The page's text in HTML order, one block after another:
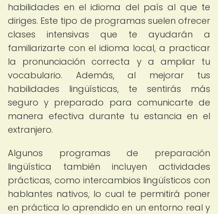
habilidades en el idioma del país al que te
diriges. Este tipo de programas suelen ofrecer
clases intensivas que te ayudarán a
familiarizarte con el idioma local, a practicar
la pronunciación correcta y a ampliar tu
vocabulario. Además, al mejorar tus
habilidades lingüísticas, te sentirás más
seguro y preparado para comunicarte de
manera efectiva durante tu estancia en el
extranjero.
Algunos programas de preparación
lingüística también incluyen actividades
prácticas, como intercambios lingüísticos con
hablantes nativos, lo cual te permitirá poner
en práctica lo aprendido en un entorno real y